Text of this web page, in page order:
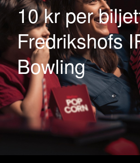
10 kr per
Fredrikshofs
Bowling